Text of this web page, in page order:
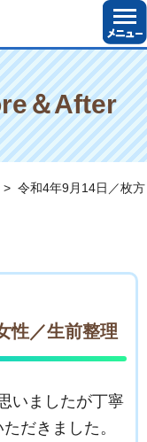
＆After
> 令和4年9月14日／枚方
性／生前整理
いましたが丁寧
だきました。